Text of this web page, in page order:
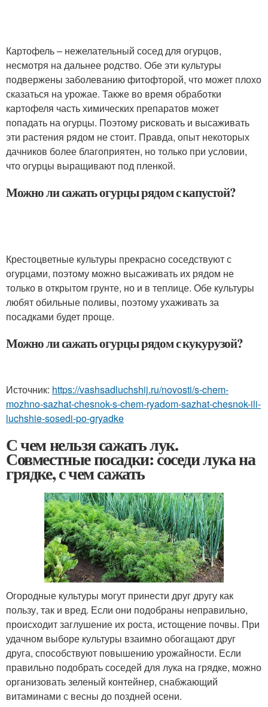
Картофель – нежелательный сосед для огурцов,
несмотря на дальнее родство. Обе эти культуры
подвержены заболеванию фитофторой, что может плохо
сказаться на урожае. Также во время обработки
картофеля часть химических препаратов может
попадать на огурцы. Поэтому рисковать и высаживать
эти растения рядом не стоит. Правда, опыт некоторых
дачников более благоприятен, но только при условии,
что огурцы выращивают под пленкой.
Можно ли сажать огурцы рядом с капустой?
Крестоцветные культуры прекрасно соседствуют с
огурцами, поэтому можно высаживать их рядом не
только в открытом грунте, но и в теплице. Обе культуры
любят обильные поливы, поэтому ухаживать за
посадками будет проще.
Можно ли сажать огурцы рядом с кукурузой?
Источник: https://vashsadluchshij.ru/novosti/s-chem-
mozhno-sazhat-chesnok-s-chem-ryadom-sazhat-chesnok-ili-
luchshie-sosedi-po-gryadke
С чем нельзя сажать лук.
Совместные посадки: соседи лука на
грядке, с чем сажать
Огородные культуры могут принести друг другу как
пользу, так и вред. Если они подобраны неправильно,
происходит заглушение их роста, истощение почвы. При
удачном выборе культуры взаимно обогащают друг
друга, способствуют повышению урожайности. Если
правильно подобрать соседей для лука на грядке, можно
организовать зеленый контейнер, снабжающий
витаминами с весны до поздней осени.